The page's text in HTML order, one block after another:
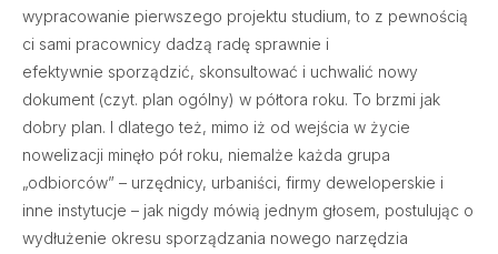
wypracowanie pierwszego projektu studium, to z pewnością
ci sami pracownicy dadzą radę sprawnie i
efektywnie sporządzić, skonsultować i uchwalić nowy
dokument (czyt. plan ogólny) w półtora roku. To brzmi jak
dobry plan. I dlatego też, mimo iż od wejścia w życie
nowelizacji minęło pół roku, niemalże każda grupa
„odbiorców” – urzędnicy, urbaniści, firmy deweloperskie i
inne instytucje – jak nigdy mówią jednym głosem, postulując o
wydłużenie okresu sporządzania nowego narzędzia